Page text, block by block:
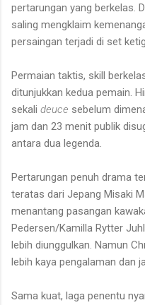
pertarungan yang berkelas.
saling mengklaim
persaingan terjadi di set
Permaian taktis, skill
ditunjukkan kedua pemain.
sekali deuce sebelum
jam dan 23 menit publik
antara dua legenda.
Pertarungan penuh drama
teratas dari Jepang Misaki
menantang pasangan
Pedersen/Kamilla Rytter
lebih diunggulkan. Namun
lebih kaya pengalaman dan
Sama kuat, laga penentu